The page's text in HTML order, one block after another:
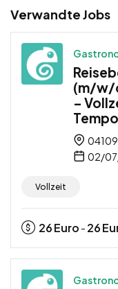
Verwandte Jobs
(m/w/
–
04109
02/
Vollzeit
26Euro - 26